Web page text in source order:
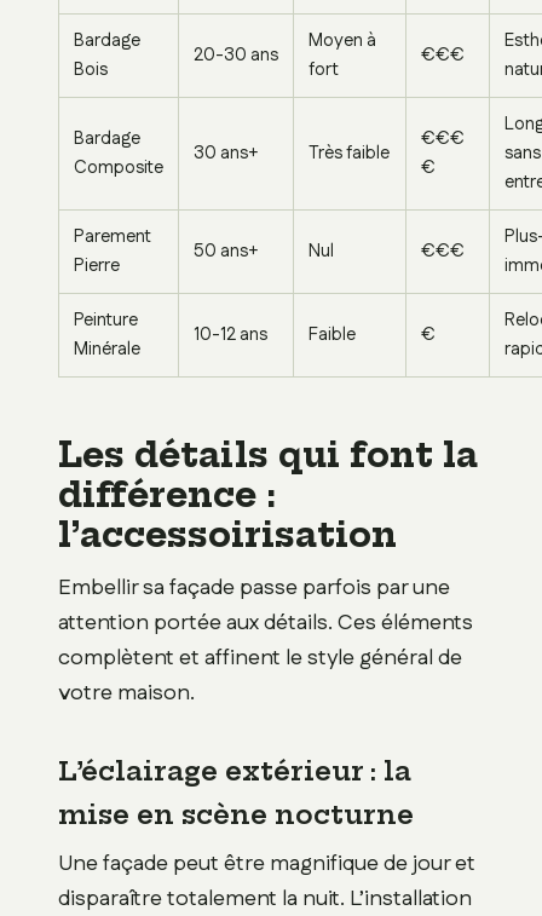
Bardage
Bois
20-30 ans
Moyen à
fort
€€€
Bardage
Composite
30 ans+ Très faible
€€€
€
sans
Parement
Pierre
50 ans+ Nul €€€
Peinture
Minérale
10-12 ans Faible €
Les détails qui font la
différence :
l’accessoirisation
Embellir sa façade passe parfois par une
attention portée aux détails. Ces éléments
complètent et affinent le style général de
votre maison.
L’éclairage extérieur : la
mise en scène nocturne
Une façade peut être magnifique de jour et
disparaître totalement la nuit. L’installation